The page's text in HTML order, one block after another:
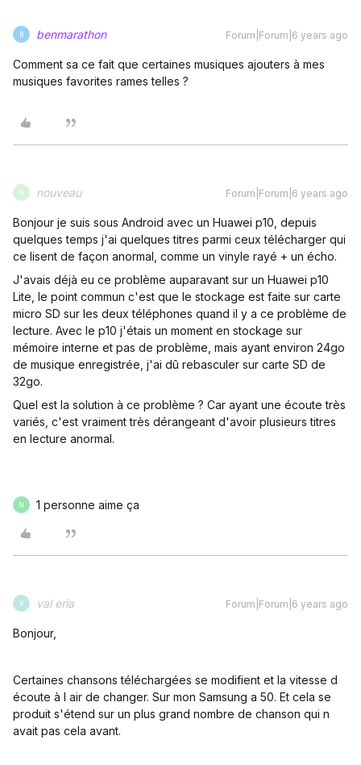
B benmarathon Forum|Forum|6 years ago
Comment sa ce fait que certaines musiques ajouters à mes
musiques favorites rames telles ?
N nouveau Forum|Forum|6 years ago
Bonjour je suis sous Android avec un Huawei p10, depuis
quelques temps j'ai quelques titres parmi ceux télécharger qui
ce lisent de façon anormal, comme un vinyle rayé + un écho.
J'avais déjà eu ce problème auparavant sur un Huawei p10
Lite, le point commun c'est que le stockage est faite sur carte
micro SD sur les deux téléphones quand il y a ce problème de
lecture. Avec le p10 j'étais un moment en stockage sur
mémoire interne et pas de problème, mais ayant environ 24go
de musique enregistrée, j'ai dû rebasculer sur carte SD de
32go.
Quel est la solution à ce problème ? Car ayant une écoute très
variés, c'est vraiment très dérangeant d'avoir plusieurs titres
en lecture anormal.
N 1 personne aime ça
V val eria Forum|Forum|6 years ago
Bonjour,
Certaines chansons téléchargées se modifient et la vitesse d
écoute à l air de changer. Sur mon Samsung a 50. Et cela se
produit s'étend sur un plus grand nombre de chanson qui n
avait pas cela avant.